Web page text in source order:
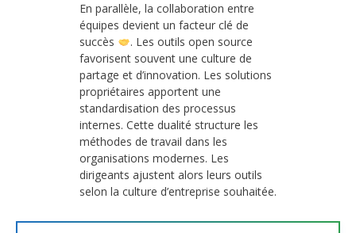
En parallèle, la collaboration entre
équipes devient un facteur clé de
succès
. Les outils open source
favorisent souvent une culture de
partage et d’innovation. Les solutions
propriétaires apportent une
standardisation des processus
internes. Cette dualité structure les
méthodes de travail dans les
organisations modernes. Les
dirigeants ajustent alors leurs outils
selon la culture d’entreprise souhaitée.